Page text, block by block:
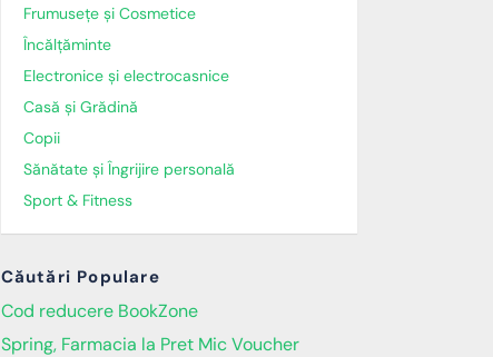
Frumusețe și Cosmetice
Încălţăminte
Electronice și electrocasnice
Casă și Grădină
Copii
Sănătate și Îngrijire personală
Sport & Fitness
Căutări Populare
Cod reducere BookZone
Spring, Farmacia la Pret Mic Voucher